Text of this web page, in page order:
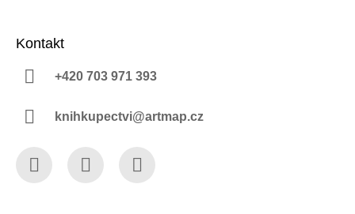
Kontakt
+420 703 971 393
knihkupectvi@artmap.cz